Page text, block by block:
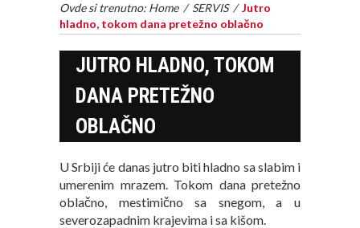
Ovde si trenutno: Home / SERVIS /Jutro
hladno, tokom dana pretežno oblačno
JUTRO HLADNO, TOKOM
DANA PRETEŽNO
OBLAČNO
U Srbiji će danas jutro biti hladno sa slabim i
umerenim mrazem. Tokom dana pretežno
oblačno, mestimično sa snegom, a u
severozapadnim krajevima i sa kišom.